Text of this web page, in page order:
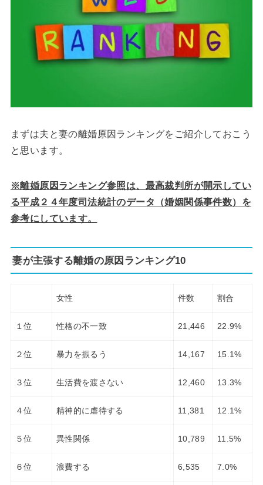
まずは夫と妻の離婚原因ランキングをご紹介しておこう
と思います。
※離婚原因ランキング参照は、最高裁判所が開示してい
る平成２４年度司法統計のデータ（婚姻関係事件数）を
参考にしています。
妻が主張する離婚の原因ランキング10
女性 件数 割合
１位 性格の不一致 21,446 22.9%
２位 暴力を振るう 14,167 15.1%
３位 生活費を渡さない 12,460 13.3%
４位 精神的に虐待する 11,381 12.1%
５位 異性関係 10,789 11.5%
６位 浪費する 6,535 7.0%